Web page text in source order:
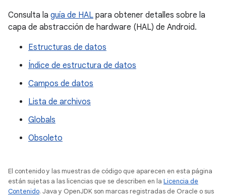
Consulta la guía de HAL para obtener detalles sobre la
capa de abstracción de hardware (HAL) de Android.
Estructuras de datos
Índice de estructura de datos
Campos de datos
Lista de archivos
Globals
Obsoleto
El contenido y las muestras de código que aparecen en esta página
están sujetas a las licencias que se describen en la Licencia de
Contenido. Java y OpenJDK son marcas registradas de Oracle o sus